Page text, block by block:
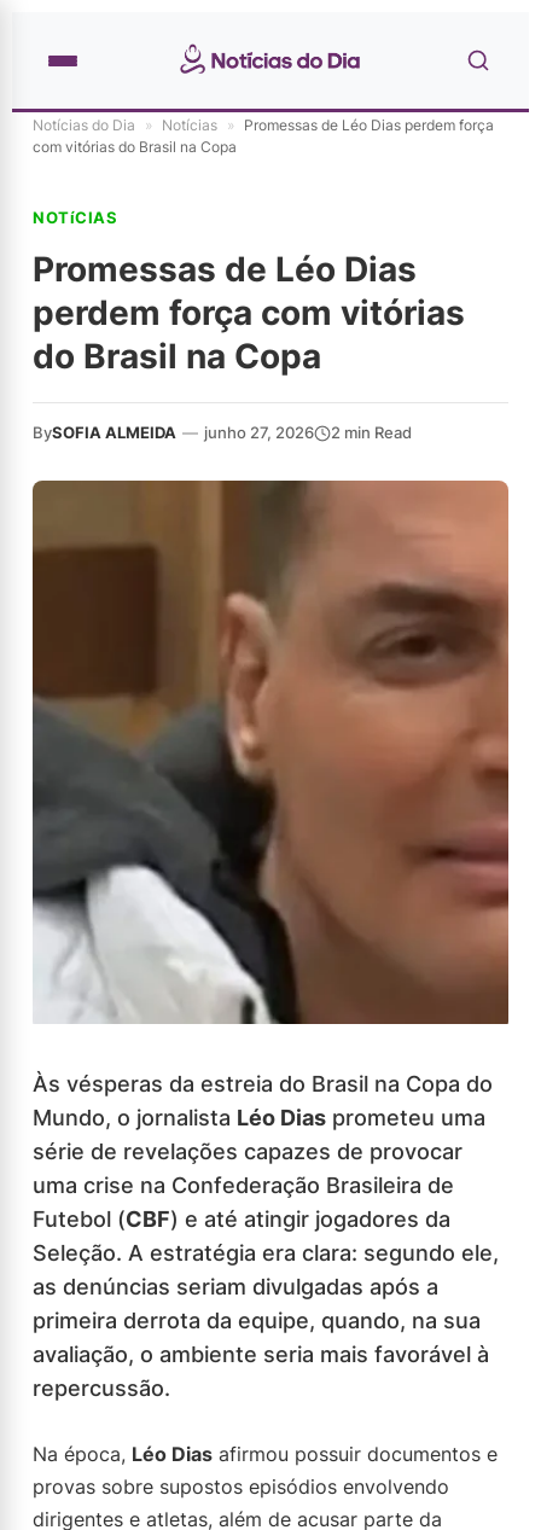
Notícias do Dia » Notícias » Promessas de Léo Dias perdem força
com vitórias do Brasil na Copa
NOTíCIAS
Promessas de Léo Dias
perdem força com vitórias
do Brasil na Copa
BySOFIA ALMEIDA — junho 27, 2026 2 min Read
Às vésperas da estreia do Brasil na Copa do
Mundo, o jornalista Léo Dias prometeu uma
série de revelações capazes de provocar
uma crise na Confederação Brasileira de
Futebol (CBF) e até atingir jogadores da
Seleção. A estratégia era clara: segundo ele,
as denúncias seriam divulgadas após a
primeira derrota da equipe, quando, na sua
avaliação, o ambiente seria mais favorável à
repercussão.
Na época, Léo Dias afirmou possuir documentos e
provas sobre supostos episódios envolvendo
dirigentes e atletas, além de acusar parte da